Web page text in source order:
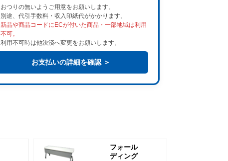
おつりの無いようご用意をお願いします。
別途、代引手数料・収入印紙代がかかります。
新品や商品コードにECが付いた商品・一部地域は利用
不可。
利用不可時は他決済へ変更をお願いします。
お支払いの詳細を確認 ＞
フォール
ディング